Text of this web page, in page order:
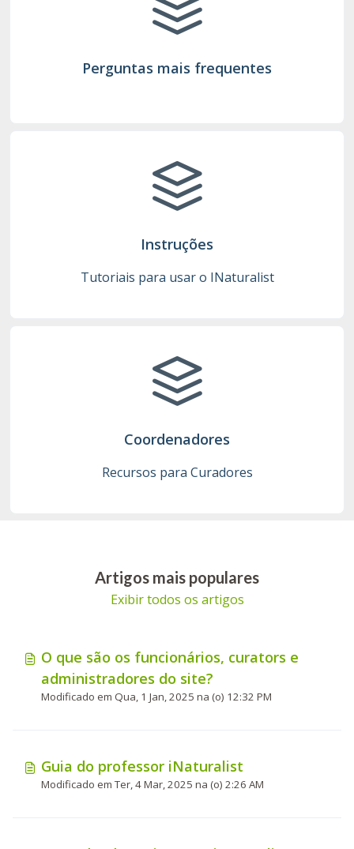
Perguntas mais frequentes
Instruções
Tutoriais para usar o INaturalist
Coordenadores
Recursos para Curadores
Artigos mais populares
Exibir todos os artigos
O que são os funcionários, curators e
administradores do site?
Modificado em Qua, 1 Jan, 2025 na (o) 12:32 PM
Guia do professor iNaturalist
Modificado em Ter, 4 Mar, 2025 na (o) 2:26 AM